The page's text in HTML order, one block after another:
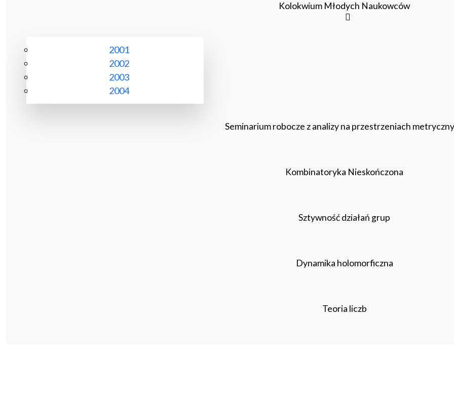
Kolokwium Młodych Naukowców
2001
2002
2003
2004
Seminarium robocze z analizy na przestrzeniach
Kombinatoryka Nieskończona
Sztywność działań grup
Dynamika holomorficzna
Teoria liczb